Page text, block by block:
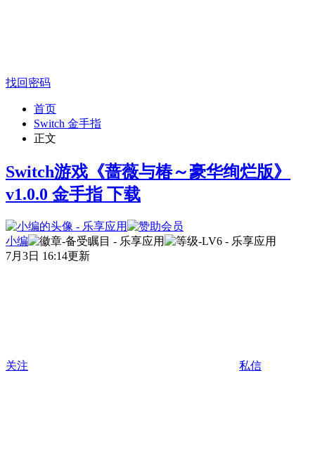
找回密码
首页
Switch 金手指
正文
Switch游戏《蔷薇与椿～豪华绚烂版》
v1.0.0 金手指 下载
小编
7月3日 16:14更新
关注 私信